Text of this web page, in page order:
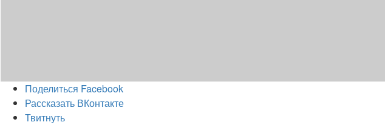
Поделиться Facebook
Рассказать ВКонтакте
Твитнуть